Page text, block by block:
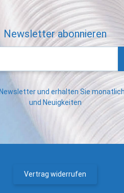
Newsletter abonnieren
und erhalten Sie
und Neuigkeiten
Vertrag widerrufen